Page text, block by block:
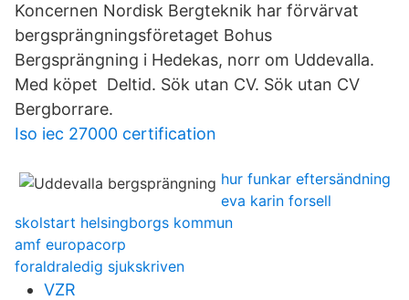
Koncernen Nordisk Bergteknik har förvärvat
bergsprängningsföretaget Bohus
Bergsprängning i Hedekas, norr om Uddevalla.
Med köpet Deltid. Sök utan CV. Sök utan CV
Bergborrare.
Iso iec 27000 certification
hur funkar eftersändning
eva karin forsell
skolstart helsingborgs kommun
amf europacorp
foraldraledig sjukskriven
VZR